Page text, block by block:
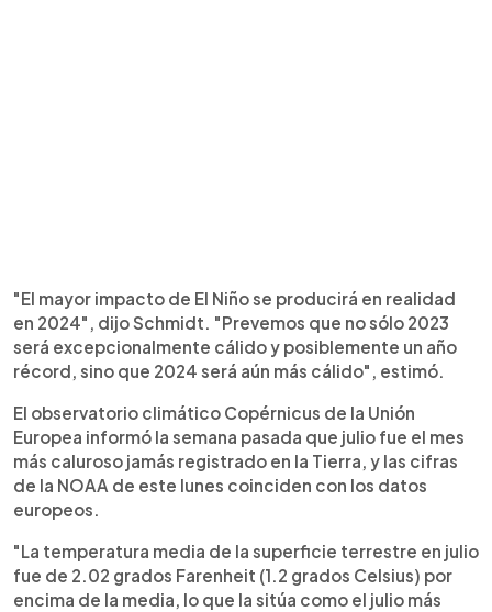
"El mayor impacto de El Niño se producirá en realidad
en 2024", dijo Schmidt. "Prevemos que no sólo 2023
será excepcionalmente cálido y posiblemente un año
récord, sino que 2024 será aún más cálido", estimó.
El observatorio climático Copérnicus de la Unión
Europea informó la semana pasada que julio fue el mes
más caluroso jamás registrado en la Tierra, y las cifras
de la NOAA de este lunes coinciden con los datos
europeos.
"La temperatura media de la superficie terrestre en julio
fue de 2.02 grados Farenheit (1.2 grados Celsius) por
encima de la media, lo que la sitúa como el julio más